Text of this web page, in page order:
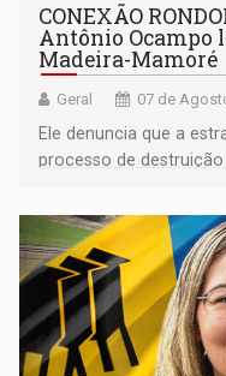
CONEXÃO
Antônio Ocampo
Madeira-Mamoré
Geral 07 de
Ele denuncia que a
processo de